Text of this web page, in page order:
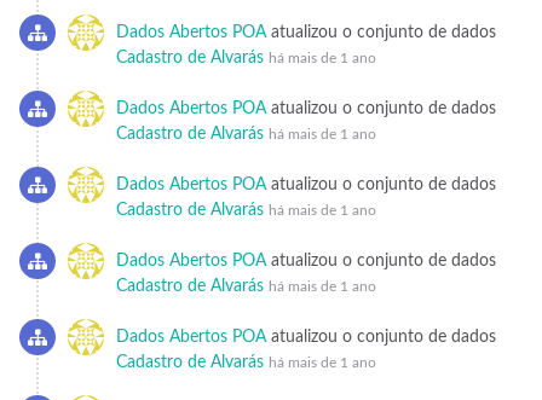
Dados Abertos POAatualizou o conjunto de dados
Cadastro de Alvarás há mais de 1 ano
Dados Abertos POAatualizou o conjunto de dados
Cadastro de Alvarás há mais de 1 ano
Dados Abertos POAatualizou o conjunto de dados
Cadastro de Alvarás há mais de 1 ano
Dados Abertos POAatualizou o conjunto de dados
Cadastro de Alvarás há mais de 1 ano
Dados Abertos POAatualizou o conjunto de dados
Cadastro de Alvarás há mais de 1 ano